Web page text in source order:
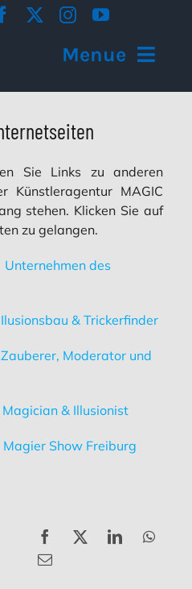
Menue
Sie Links zu anderen
Künstleragentur MAGIC
stehen. Klicken Sie auf
zu gelangen.
Unternehmen des
Ilusionsbau & Trickerfinder
Zauberer, Moderator und
Magician & Illusionist
Magier Show Freiburg